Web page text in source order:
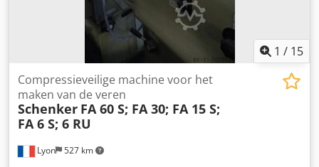
1 / 15
Lyon 527 km
Compressieveilige machine voor het
maken van de veren
Schenker FA 60 S; FA 30; FA 15 S;
FA 6 S; 6 RU